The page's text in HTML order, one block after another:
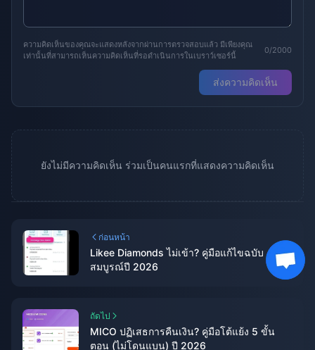
ความคิดเห็นของคุณจะแสดงหลังจากผ่านการตรวจสอบแล้ว มีเพียงคุณ
เท่านั้นที่สามารถเห็นความคิดเห็นที่รอดำเนินการในเบราว์เซอร์นี้
0/2000
ส่งความคิดเห็น
ยังไม่มีความคิดเห็น ร่วมเป็นคนแรกที่แสดงความคิดเห็น
ก่อนหน้า
Likee Diamonds ไม่เข้า? คู่มือแก้ไขฉบับ
สมบูรณ์ปี 2026
ถัดไป
MICO ปฏิเสธการคืนเงิน? คู่มือโต้แย้ง 5 ขั้น
ตอน (ไม่โดนแบน) ปี 2026